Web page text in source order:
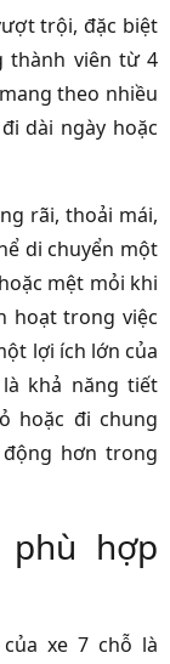
trội, đặc biệt
thành viên từ 4
theo nhiều
dài ngày hoặc
rãi, thoải mái,
di chuyển một
mệt mỏi khi
hoạt trong việc
lợi ích lớn của
khả năng tiết
hoặc đi chung
hơn trong
phù hợp
xe 7 chỗ là